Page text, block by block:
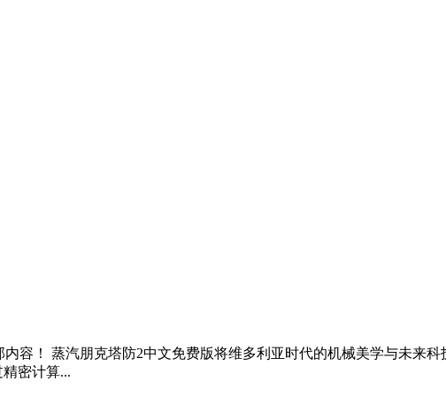
容！ 蒸汽朋克塔防2中文免费版将维多利亚时代的机械美学与未来
密计算...